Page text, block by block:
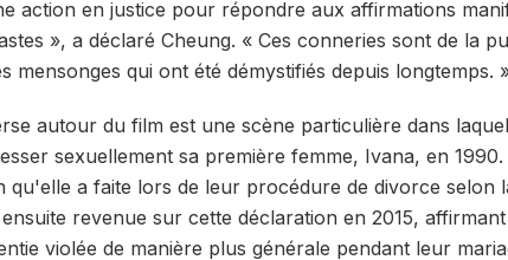
action en justice pour répondre aux affirmations
», a déclaré Cheung. « Ces conneries sont de la
mensonges qui ont été démystifiés depuis longtemps.
autour du film est une scène particulière dans
sexuellement sa première femme, Ivana, en 1990.
qu'elle a faite lors de leur procédure de divorce selon
revenue sur cette déclaration en 2015,
violée de manière plus générale pendant leur